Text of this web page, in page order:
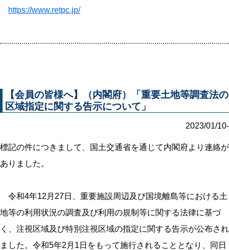
https://www.retpc.jp/
【会員の皆様へ】（内閣府）「重要土地等調査法の
区域指定に関する告示について」
2023/01/10-
標記の件につきまして、国土交通省を通じて内閣府より連絡が
ありました。
令和4年12月27日、重要施設周辺及び国境離島等における土
地等の利用状況の調査及び利用の規制等に関する法律に基づ
く、注視区域及び特別注視区域の指定に関する告示が公布され
ました。令和5年2月1日をもって施行されることとなり、同日